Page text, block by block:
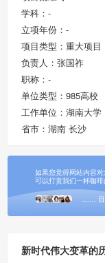
学科：-
立项年份：-
项目类型：重大项目
负责人：张国祚
职称：-
单位类型：985高校
工作单位：湖南大学
省市：湖南 长沙
如果您觉得网站内容
可以打赏我们一杯咖啡
…… 目
新时代伟大变革的